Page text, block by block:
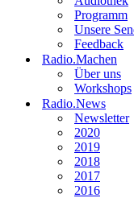
Programm
Unsere
Feedback
Radio.Machen
Über uns
Workshops
Radio.News
Newsletter
2020
2019
2018
2017
2016